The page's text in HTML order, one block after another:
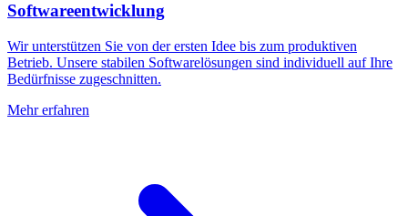
Softwareentwicklung
Wir unterstützen Sie von der ersten Idee bis zum produktiven
Betrieb. Unsere stabilen Softwarelösungen sind individuell auf Ihre
Bedürfnisse zugeschnitten.
Mehr erfahren